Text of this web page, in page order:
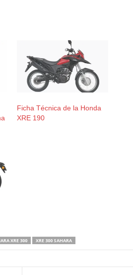
Ficha Técnica de la Honda
XRE 190
XRE 300 XRE 300 SAHARA